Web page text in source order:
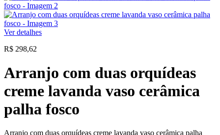
Ver detalhes
R$ 298,62
Arranjo com duas orquídeas
creme lavanda vaso cerâmica
palha fosco
Arranjo com duas orquídeas creme lavanda vaso cerâmica palha